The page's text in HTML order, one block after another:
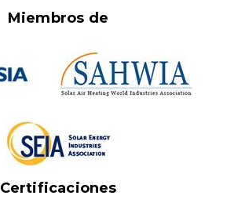
Miembros de
Certificaciones